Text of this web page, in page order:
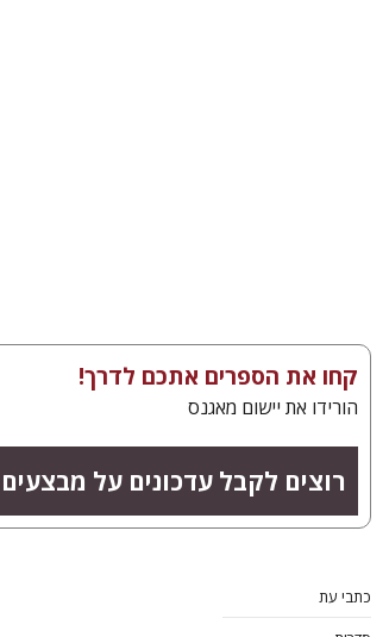
קחו את הספרים אתכם לדרך!
הורידו את יישום מאגנס
רוצים לקבל עדכונים על
כתבי עת